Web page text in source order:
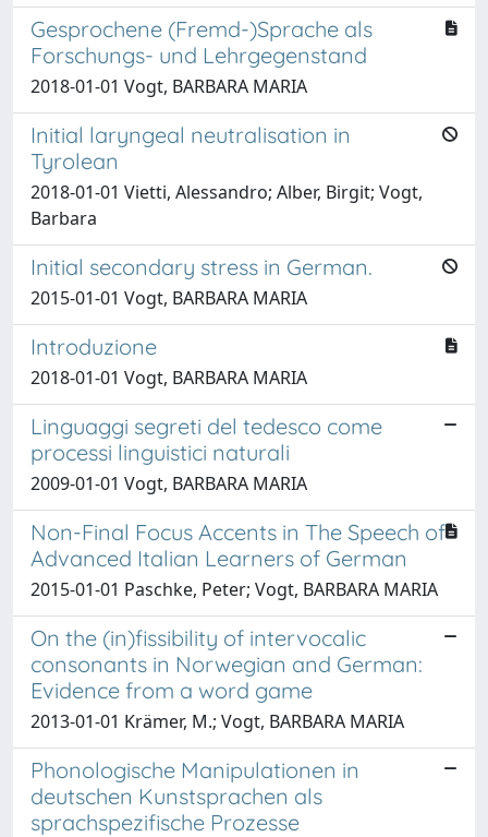
Gesprochene (Fremd-)Sprache als
Forschungs- und Lehrgegenstand
2018-01-01 Vogt, BARBARA MARIA
Initial laryngeal neutralisation in
Tyrolean
2018-01-01 Vietti, Alessandro; Alber, Birgit; Vogt,
Barbara
Initial secondary stress in German.
2015-01-01 Vogt, BARBARA MARIA
Introduzione
2018-01-01 Vogt, BARBARA MARIA
Linguaggi segreti del tedesco come
processi linguistici naturali
2009-01-01 Vogt, BARBARA MARIA
Non-Final Focus Accents in The Speech of
Advanced Italian Learners of German
2015-01-01 Paschke, Peter; Vogt, BARBARA MARIA
On the (in)fissibility of intervocalic
consonants in Norwegian and German:
Evidence from a word game
2013-01-01 Krämer, M.; Vogt, BARBARA MARIA
Phonologische Manipulationen in
deutschen Kunstsprachen als
sprachspezifische Prozesse